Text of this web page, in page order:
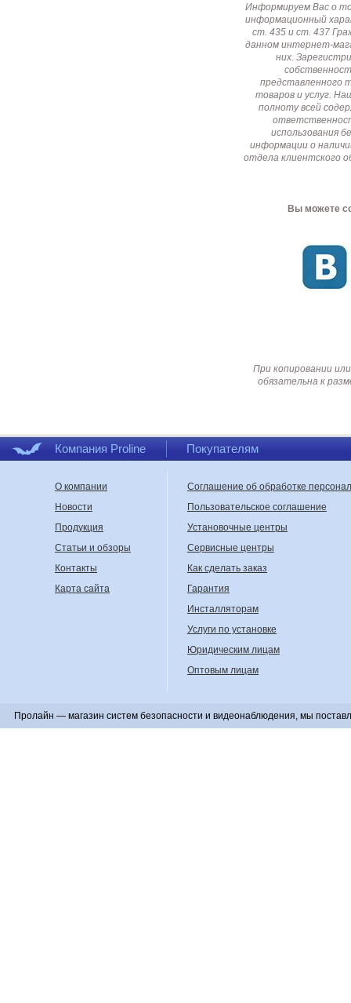
Информируем Вас о
информационный
ст. 435 и ст. 437
данном интернет-
них.
представленного
товаров и услуг.
полноту всей
использования
информации о
отдела клиентского
Вы можете
При копировании
обязательна к
Компания Proline Покупателям
О компании
Новости
Продукция
Статьи и обзоры
Контакты
Карта сайта
Соглашение об обработке
Пользовательское соглашение
Установочные центры
Сервисные центры
Как сделать заказ
Гарантия
Инсталляторам
Услуги по установке
Юридическим лицам
Оптовым лицам
Пролайн — магазин систем безопасности и видеонаблюдения, мы